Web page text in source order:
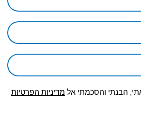
הבנתי והסכמתי אל מדיניות הפרטיות